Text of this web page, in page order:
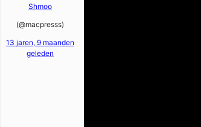
Shmoo
(@macpresss)
13 jaren, 9 maanden
geleden